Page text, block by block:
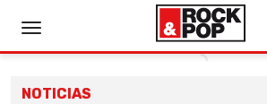
NOTICIAS